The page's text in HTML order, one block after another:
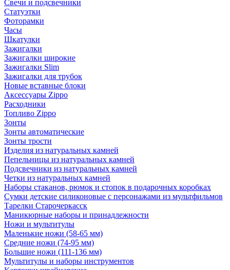
Свечи и подсвечники
Статуэтки
Фоторамки
Часы
Шкатулки
Зажигалки
Зажигалки широкие
Зажигалки Slim
Зажигалки для трубок
Новые вставные блоки
Аксессуары Zippo
Расходники
Топливо Zippo
Зонты
Зонты автоматические
Зонты трости
Изделия из натуральных камней
Пепельницы из натуральных камней
Подсвечники из натуральных камней
Четки из натуральных камней
Наборы стаканов, рюмок и стопок в подарочных коробках
Сумки детские силиконовые с персонажами из мультфильмов
Тарелки Старочеркасск
Маникюрные наборы и принадлежности
Ножи и мультитулы
Маленькие ножи (58-65 мм)
Средние ножи (74-95 мм)
Большие ножи (111-136 мм)
Мультитулы и наборы инструментов